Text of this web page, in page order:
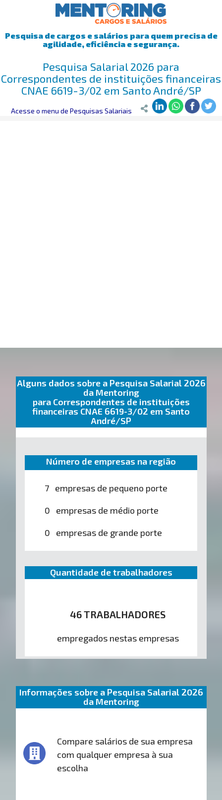
Pesquisa de cargos e salários para quem precisa de
agilidade, eficiência e segurança.
Pesquisa Salarial 2026 para
Correspondentes de instituições financeiras
CNAE 6619-3/02 em Santo André/SP
Mentoring>Pesquisa Salarial>Santo André/SP>
Acesse o menu de Pesquisas Salariais
Alguns dados sobre a Pesquisa Salarial 2026
da Mentoring
para Correspondentes de instituições
financeiras CNAE 6619-3/02 em Santo
André/SP
Número de empresas na região
7 empresas de pequeno porte
0 empresas de médio porte
0 empresas de grande porte
Quantidade de trabalhadores
46 TRABALHADORES
empregados nestas empresas
Informações sobre a Pesquisa Salarial 2026
da Mentoring
Compare salários de sua empresa
com qualquer empresa à sua
escolha